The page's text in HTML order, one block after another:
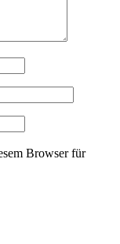
Browser für